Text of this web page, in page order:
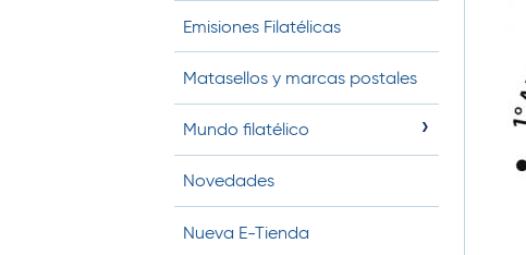
Emisiones Filatélicas
Matasellos y marcas postales
Mundo filatélico
Novedades
Nueva E-Tienda